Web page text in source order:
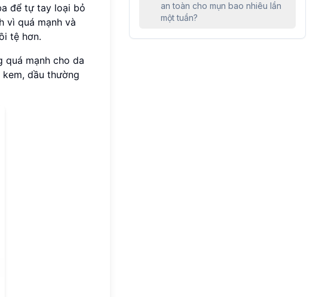
để tự tay loại bỏ
vì quá mạnh và
tệ hơn.
quá mạnh cho da
dầu thường
an toàn cho mụn bao nhiêu lần
một tuần?